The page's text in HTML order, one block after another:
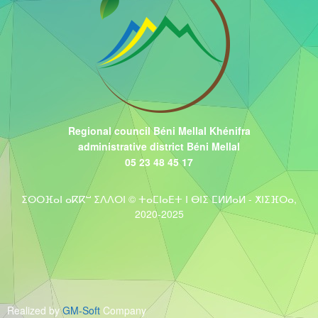
Regional council Béni Mellal Khénifra
administrative district Béni Mellal
05 23 48 45 17
ⵉⵙⵔⴼⴰⵏ ⴰⴽⴽⵯ ⵉⴷⴷⵔⵏ © ⵜⴰⵎⵏⴰⴹⵜ ⵏ ⴱⵏⵉ ⵎⵍⵍⴰⵍ - ⵅⵏⵉⴼⵔⴰ,
2020-2025
Realized byGM-Soft Company